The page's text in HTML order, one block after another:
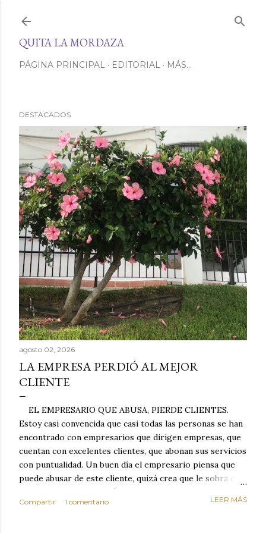
QUITA LA MORDAZA
PÁGINA PRINCIPAL EDITORIAL MÁS…
DESTACADOS
agosto 02, 2026
LA EMPRESA PERDIÓ AL MEJOR
CLIENTE
EL EMPRESARIO QUE ABUSA, PIERDE CLIENTES.
Estoy casi convencida que casi todas las personas se han
encontrado con empresarios que dirigen empresas, que
cuentan con excelentes clientes, que abonan sus servicios
con puntualidad. Un buen día el empresario piensa que
puede abusar de este cliente, quizá crea que le sobra el
dinero porque la mayoría de los otros pagan mal y
tarde y en ocasiones ni abonan los servicios. Cuando una
Compartir 1 comentario LEER MÁS